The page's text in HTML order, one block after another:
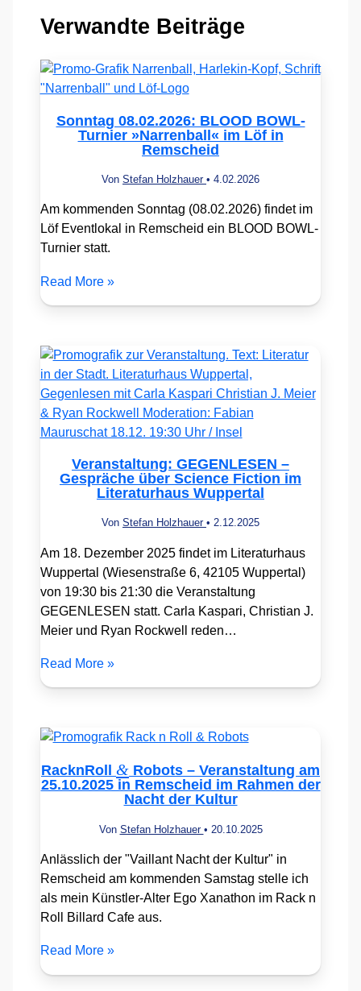
Verwandte Beiträge
Sonntag 08.02.2026: BLOOD BOWL-
Turnier »Narrenball« im Löf in
Remscheid
Von Stefan Holzhauer • 4.02.2026
Am kommenden Sonntag (08.02.2026) findet im
Löf Eventlokal in Remscheid ein BLOOD BOWL-
Turnier statt.
Read More »
Veranstaltung: GEGENLESEN –
Gespräche über Science Fiction im
Literaturhaus Wuppertal
Von Stefan Holzhauer • 2.12.2025
Am 18. Dezember 2025 findet im Literaturhaus
Wuppertal (Wiesenstraße 6, 42105 Wuppertal)
von 19:30 bis 21:30 die Veranstaltung
GEGENLESEN statt. Carla Kaspari, Christian J.
Meier und Ryan Rockwell reden…
Read More »
RacknRoll & Robots – Veranstaltung am
25.10.2025 in Remscheid im Rahmen der
Nacht der Kultur
Von Stefan Holzhauer • 20.10.2025
Anlässlich der "Vaillant Nacht der Kultur" in
Remscheid am kommenden Samstag stelle ich
als mein Künstler-Alter Ego Xanathon im Rack n
Roll Billard Cafe aus.
Read More »